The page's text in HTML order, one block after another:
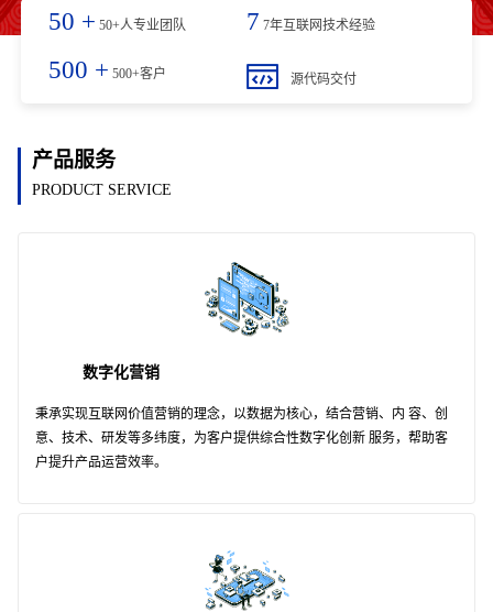
50 + 50+人专业团队 7 7年互联网技术经验
500 + 500+客户 源代码交付
产品服务
PRODUCT SERVICE
数字化营销
秉承实现互联网价值营销的理念，以数据为核心，结合营销、内 容、创
意、技术、研发等多纬度，为客户提供综合性数字化创新 服务，帮助客
户提升产品运营效率。